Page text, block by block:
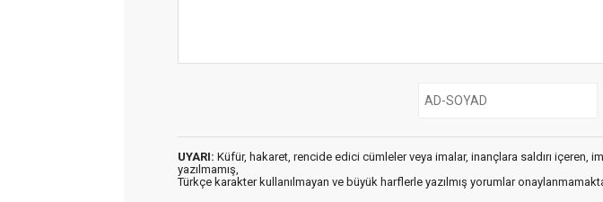
UYARI: Küfür, hakaret, rencide edici cümleler veya imalar, inançlara saldırı içeren,
yazılmamış,
Türkçe karakter kullanılmayan ve büyük harflerle yazılmış yorumlar